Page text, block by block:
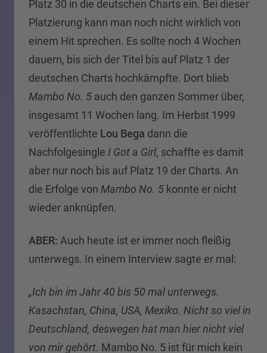
Platz 30 in die deutschen Charts ein. Bei dieser
Platzierung kann man noch nicht wirklich von
einem Hit sprechen. Es sollte noch 4 Wochen
dauern, bis sich der Titel bis auf Platz 1 der
deutschen Charts hochkämpfte. Dort blieb
Mambo No. 5 auch den ganzen Sommer über,
insgesamt 11 Wochen lang. Im Herbst 1999
veröffentlichte Lou Bega dann die
Nachfolgesingle I Got a Girl, schaffte es damit
aber nur noch bis auf Platz 19 der Charts. An
die Erfolge von Mambo No. 5 konnte er nicht
wieder anknüpfen.
ABER: Auch heute ist er immer noch fleißig
unterwegs. In einem Interview sagte er mal:
„Ich bin im Jahr 40 bis 50 mal unterwegs.
Kasachstan, China, USA, Mexiko. Nicht so viel in
Deutschland, deswegen hat man hier nicht viel
von mir gehört. Mambo No. 5 ist für mich kein